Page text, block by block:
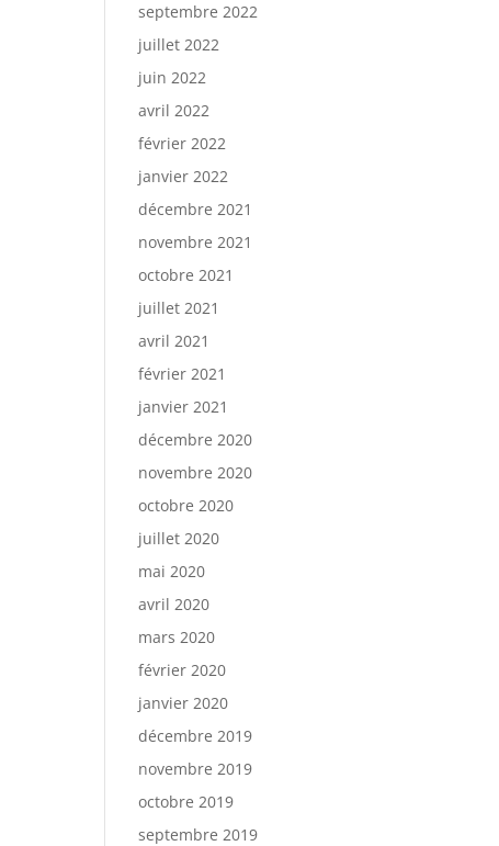
septembre 2022
juillet 2022
juin 2022
avril 2022
février 2022
janvier 2022
décembre 2021
novembre 2021
octobre 2021
juillet 2021
avril 2021
février 2021
janvier 2021
décembre 2020
novembre 2020
octobre 2020
juillet 2020
mai 2020
avril 2020
mars 2020
février 2020
janvier 2020
décembre 2019
novembre 2019
octobre 2019
septembre 2019